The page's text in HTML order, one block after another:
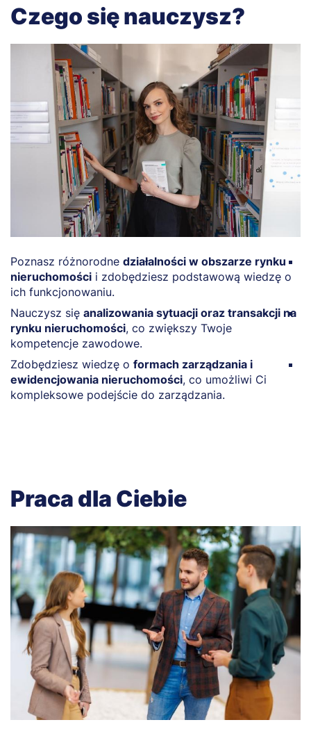
Czego się nauczysz?
Poznasz różnorodne działalności w obszarze rynku
nieruchomości i zdobędziesz podstawową wiedzę o
ich funkcjonowaniu.
Nauczysz się analizowania sytuacji oraz transakcji na
rynku nieruchomości, co zwiększy Twoje
kompetencje zawodowe.
Zdobędziesz wiedzę o formach zarządzania i
ewidencjowania nieruchomości, co umożliwi Ci
kompleksowe podejście do zarządzania.
Praca dla Ciebie